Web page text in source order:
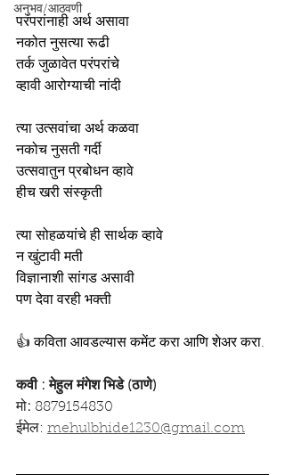
अनुभव/आठवणी
परंपरांनाही अर्थ असावा
नकोत नुसत्या रूढी
तर्क जुळावेत परंपरांचे
व्हावी आरोग्याची नांदी
त्या उत्सवांचा अर्थ कळवा
नकोच नुसती गर्दी
उत्सवातुन प्रबोधन व्हावे
हीच खरी संस्कृती
त्या सोहळयांचे ही सार्थक व्हावे
न खुंटावी मती
विज्ञानाशी सांगड असावी
पण देवा वरही भक्ती
👍 कविता आवडल्यास कमेंट करा आणि शेअर करा.
कवी : मेहुल मंगेश भिडे (ठाणे)
मो: 8879154830
ईमेल: mehulbhide1230@gmail.com